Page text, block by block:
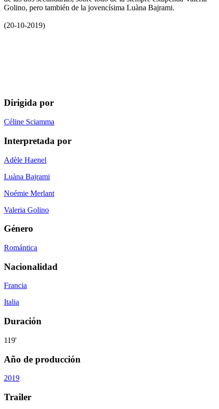
Golino, pero también de la jovencísima Luàna Bajrami.
(20-10-2019)
Dirigida por
Céline Sciamma
Interpretada por
Adèle Haenel
Luàna Bajrami
Noémie Merlant
Valeria Golino
Género
Romántica
Nacionalidad
Francia
Italia
Duración
119'
Año de producción
2019
Trailer